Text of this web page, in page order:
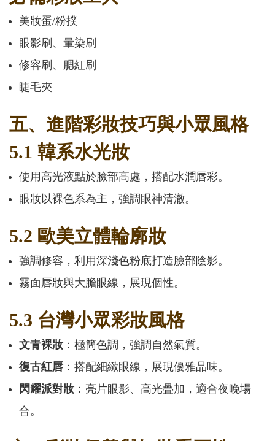
美妝蛋/粉撲
眼影刷、暈染刷
修容刷、腮紅刷
睫毛夾
五、進階彩妝技巧與小眾風格
5.1 韓系水光妝
使用高光液點於臉部高處，搭配水潤唇彩。
眼妝以裸色系為主，強調眼神清澈。
5.2 歐美立體輪廓妝
強調修容，利用深淺色粉底打造臉部陰影。
霧面唇妝與大膽眼線，展現個性。
5.3 台灣小眾彩妝風格
文青裸妝 ：極簡色調，強調自然氣質。
復古紅唇 ：搭配細緻眼線，展現優雅品味。
閃耀派對妝 ：亮片眼影、高光疊加，適合夜晚場
合。